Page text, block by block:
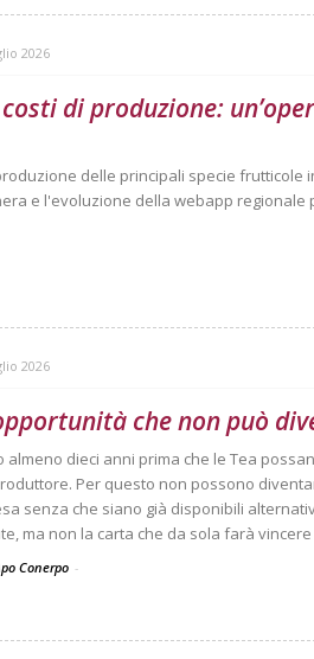
2026
di produzione:
delle principali specie frutticole
e l'evoluzione della webapp regionale
2026
che non può
almeno dieci anni prima che le Tea
Per questo non possono
senza che siano già disponibili
ma non la carta che da sola farà
Conerpo -